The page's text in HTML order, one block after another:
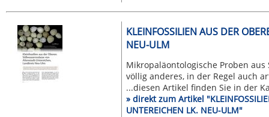
KLEINFOSSILIEN AUS DER
NEU-ULM
Mikropaläontologische Proben
völlig anderes, in der Regel auch
...diesen Artikel finden Sie in der
» direkt zum Artikel
UNTEREICHEN LK. NEU-ULM"